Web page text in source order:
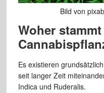
Bild von
Woher
Es existieren
seit langer Zeit
Indica und Ruderalis.